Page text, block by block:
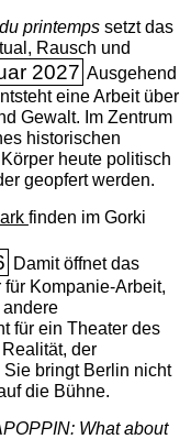
printempssetzt das
Rausch und
2027 Ausgehend
eine Arbeit über
Gewalt. Im Zentrum
historischen
heute politisch
geopfert werden.
finden im Gorki
Damit öffnet das
Kompanie-Arbeit,
andere
für ein Theater des
der
bringt Berlin nicht
die Bühne.
What about